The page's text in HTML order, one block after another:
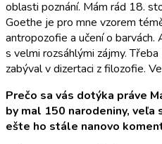
oblasti poznání. Mám rád 18.
Goethe je pro mne vzorem
antropozofie a učení o
s velmi rozsáhlými zájmy.
zabýval v dizertaci z filozofie.
Prečo sa vás dotýka práve
by mal 150 narodeniny,
ešte ho stále nanovo